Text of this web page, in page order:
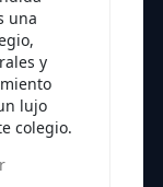
una
y
lujo
colegio.